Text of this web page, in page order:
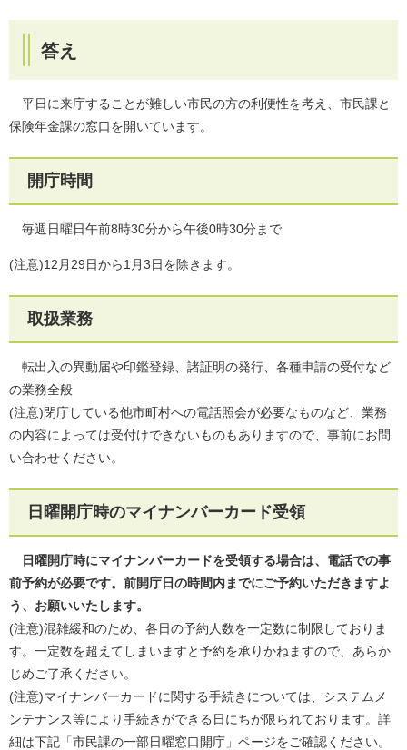
答え
平日に来庁することが難しい市民の方の利便性を考え、市民課と
保険年金課の窓口を開いています。
開庁時間
毎週日曜日午前8時30分から午後0時30分まで
(注意)12月29日から1月3日を除きます。
取扱業務
転出入の異動届や印鑑登録、諸証明の発行、各種申請の受付など
の業務全般
(注意)閉庁している他市町村への電話照会が必要なものなど、業務
の内容によっては受付けできないものもありますので、事前にお問
い合わせください。
日曜開庁時のマイナンバーカード受領
日曜開庁時にマイナンバーカードを受領する場合は、電話での事
前予約が必要です。前開庁日の時間内までにご予約いただきますよ
う、お願いいたします。
(注意)混雑緩和のため、各日の予約人数を一定数に制限しておりま
す。一定数を超えてしまいますと予約を承りかねますので、あらか
じめご了承ください。
(注意)マイナンバーカードに関する手続きについては、システムメ
ンテナンス等により手続きができる日にちが限られております。詳
細は下記「市民課の一部日曜窓口開庁」ページをご確認ください。